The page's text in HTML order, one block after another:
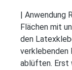
| Anwendung
Flächen mit
den
verklebenden
ablüften. Erst